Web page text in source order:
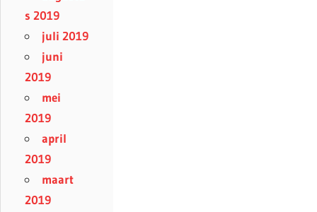
s 2019
juli 2019
juni
2019
mei
2019
april
2019
maart
2019